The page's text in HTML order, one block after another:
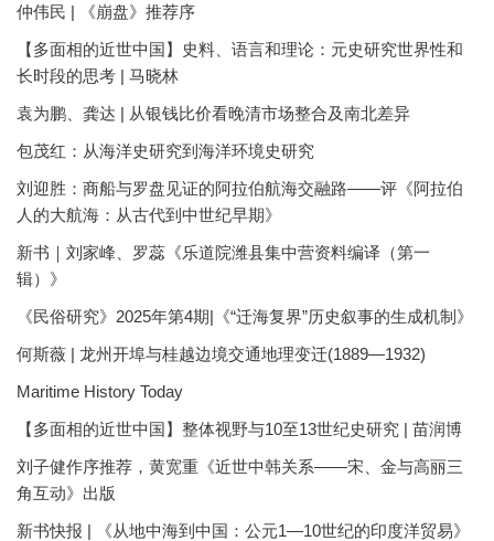
仲伟民 | 《崩盘》推荐序
【多面相的近世中国】史料、语言和理论：元史研究世界性和
长时段的思考 | 马晓林
袁为鹏、龚达 | 从银钱比价看晚清市场整合及南北差异
包茂红：从海洋史研究到海洋环境史研究
刘迎胜：商船与罗盘见证的阿拉伯航海交融路——评《阿拉伯
人的大航海：从古代到中世纪早期》
新书｜刘家峰、罗蕊《乐道院潍县集中营资料编译（第一
辑）》
《民俗研究》2025年第4期|《“迁海复界”历史叙事的生成机制》
何斯薇 | 龙州开埠与桂越边境交通地理变迁(1889—1932)
Maritime History Today
【多面相的近世中国】整体视野与10至13世纪史研究 | 苗润博
刘子健作序推荐，黄宽重《近世中韩关系——宋、金与高丽三
角互动》出版
新书快报 | 《从地中海到中国：公元1—10世纪的印度洋贸易》